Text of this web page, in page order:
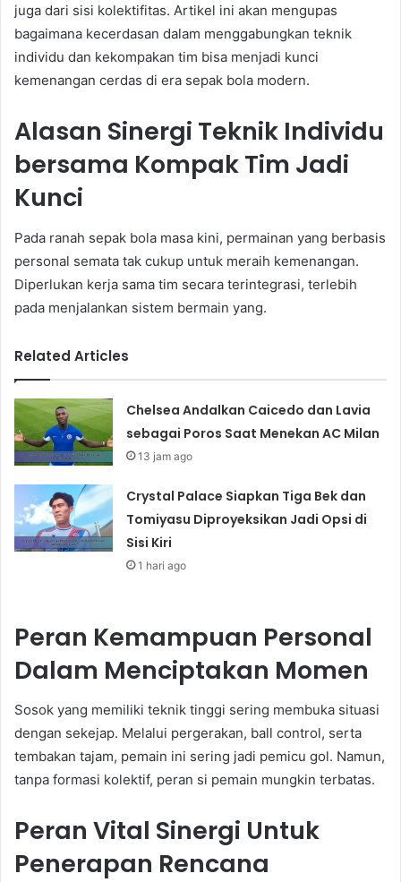
juga dari sisi kolektifitas. Artikel ini akan mengupas
bagaimana kecerdasan dalam menggabungkan teknik
individu dan kekompakan tim bisa menjadi kunci
kemenangan cerdas di era sepak bola modern.
Alasan Sinergi Teknik Individu
bersama Kompak Tim Jadi
Kunci
Pada ranah sepak bola masa kini, permainan yang berbasis
personal semata tak cukup untuk meraih kemenangan.
Diperlukan kerja sama tim secara terintegrasi, terlebih
pada menjalankan sistem bermain yang.
Related Articles
Chelsea Andalkan Caicedo dan Lavia
sebagai Poros Saat Menekan AC Milan
13 jam ago
Crystal Palace Siapkan Tiga Bek dan
Tomiyasu Diproyeksikan Jadi Opsi di
Sisi Kiri
1 hari ago
Peran Kemampuan Personal
Dalam Menciptakan Momen
Sosok yang memiliki teknik tinggi sering membuka situasi
dengan sekejap. Melalui pergerakan, ball control, serta
tembakan tajam, pemain ini sering jadi pemicu gol. Namun,
tanpa formasi kolektif, peran si pemain mungkin terbatas.
Peran Vital Sinergi Untuk
Penerapan Rencana